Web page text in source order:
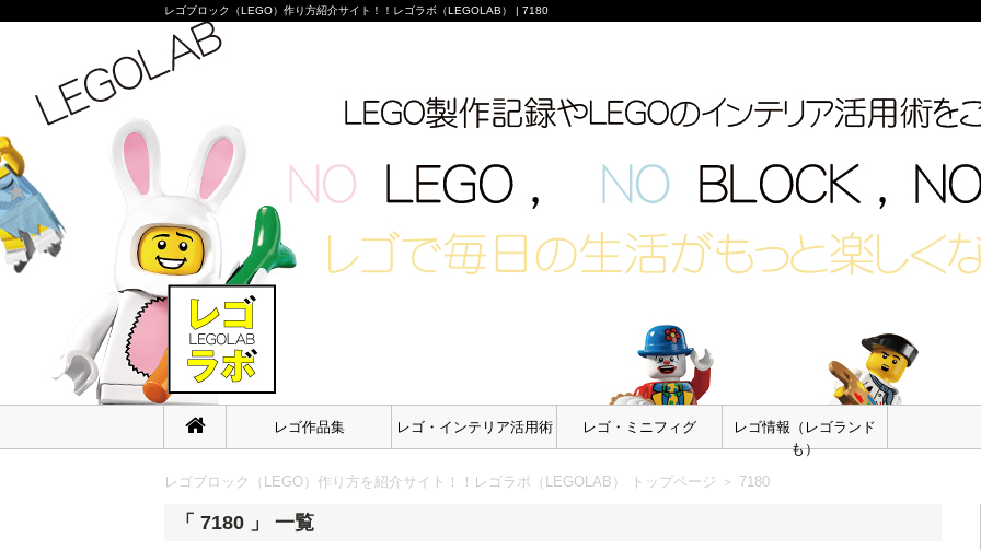
レゴブロック（LEGO）作り方紹介サイト！！レゴラボ（LEGOLAB） | 7180
レゴ作品集 レゴ・インテリア活用術 レゴ・ミニフィグ
レゴ情報（レゴランド
も）
レゴブロック（LEGO）作り方を紹介サイト！！レゴラボ（LEGOLAB） トップページ ＞ 7180
「 7180 」 一覧